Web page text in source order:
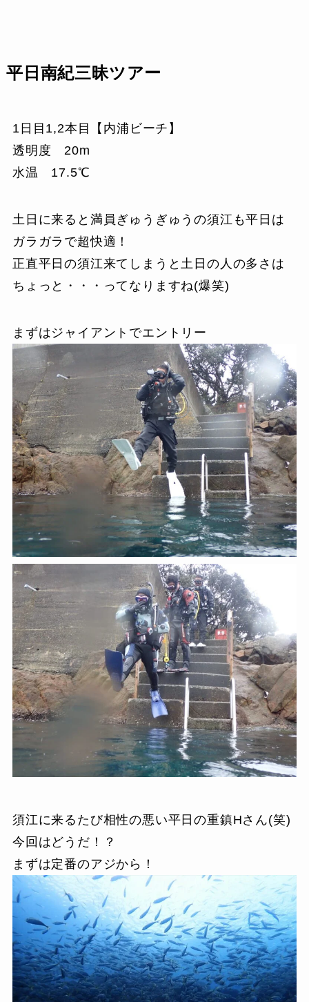
平日南紀三昧ツアー
1日目1,2本目【内浦ビーチ】
透明度 20m
水温 17.5℃
土日に来ると満員ぎゅうぎゅうの須江も平日は
ガラガラで超快適！
正直平日の須江来てしまうと土日の人の多さは
ちょっと・・・ってなりますね(爆笑)
まずはジャイアントでエントリー
須江に来るたび相性の悪い平日の重鎮Hさん(笑)
今回はどうだ！？
まずは定番のアジから！